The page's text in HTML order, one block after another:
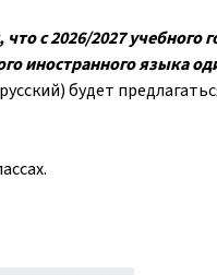
с 2026/2027
иностранного языка
будет